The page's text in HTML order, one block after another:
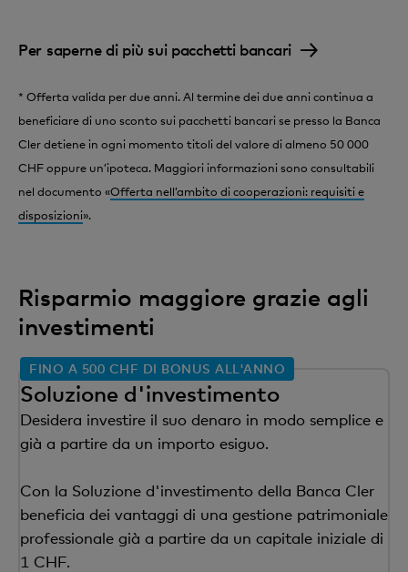
Per saperne di più sui pacchetti bancari
* Offerta valida per due anni. Al termine dei due anni continua a
beneficiare di uno sconto sui pacchetti bancari se presso la Banca
Cler detiene in ogni momento titoli del valore di almeno 50 000
CHF oppure un’ipoteca. Maggiori informazioni sono consultabili
nel documento «Offerta nell’ambito di cooperazioni: requisiti e
disposizioni».
Risparmio maggiore grazie agli
investimenti
FINO A 500 CHF DI BONUS ALL'ANNO
Soluzione d'investimento
Desidera investire il suo denaro in modo semplice e
già a partire da un importo esiguo.
Con la Soluzione d'investimento della Banca Cler
beneficia dei vantaggi di una gestione patrimoniale
professionale già a partire da un capitale iniziale di
1 CHF.